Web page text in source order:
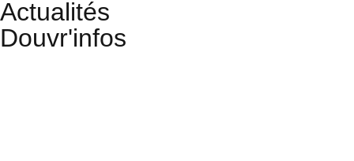
Actualités
Douvr'infos